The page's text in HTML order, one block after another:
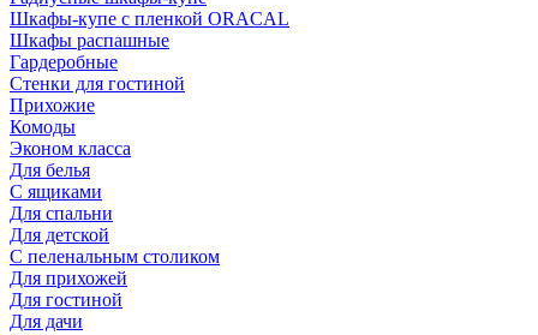
Шкафы-купе с пленкой ORACAL
Шкафы распашные
Гардеробные
Стенки для гостиной
Прихожие
Комоды
Эконом класса
Для белья
С ящиками
Для спальни
Для детской
С пеленальным столиком
Для прихожей
Для гостиной
Для дачи